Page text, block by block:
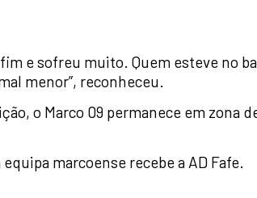
e sofreu muito. Quem esteve
menor”, reconheceu.
o Marco 09 permanece em zona
marcoense recebe a AD Fafe.